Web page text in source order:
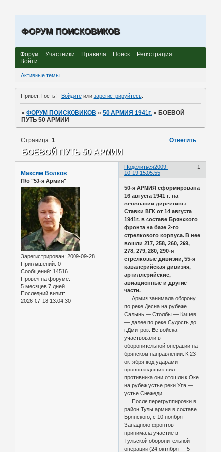
ФОРУМ ПОИСКОВИКОВ
Форум Участники Правила Поиск
Регистрация
Войти
Активные темы
Привет, Гость! Войдитеили зарегистрируйтесь.
»ФОРУМ ПОИСКОВИКОВ »50 АРМИЯ 1941г. »БОЕВОЙ
ПУТЬ 50 АРМИИ
БОЕВОЙ ПУТЬ 50 АРМИИ
Страница:1 Ответить
Поделиться 1
2009-
10-19 15:05:55
Максим Волков
П\о "50-я Армия"
Зарегистрирован: 2009-09-28
Приглашений: 0
Сообщений: 14516
Провел на форуме:
5 месяцев 7 дней
Последний визит:
2026-07-18 13:04:30
50-я АРМИЯ сформирована
16 августа 1941 г. на
основании директивы
Ставки ВГК от 14 августа
1941г. в составе Брянского
фронта на базе 2-го
стрелкового корпуса. В нее
вошли 217, 258, 260, 269,
278, 279, 280, 290-я
стрелковые дивизии, 55-я
кавалерийская дивизия,
артиллерийские,
авиационные и другие
части.
Армия занимала оборону
по реке Десна на рубеже
Салынь — Столбы — Кашев
— далее по реке Судость до
г.Дмитров. Ее войска
участвовали в
оборонительной операции на
брянском направлении. К 23
октября под ударами
превосходящих сил
противника они отошли к Оке
на рубеж устье реки Упа —
устье Снежеди.
После перегруппировки в
район Тулы армия в составе
Брянского, с 10 ноября —
Западного фронтов
принимала участие в
Тульской оборонительной
операции (24 октября — 5